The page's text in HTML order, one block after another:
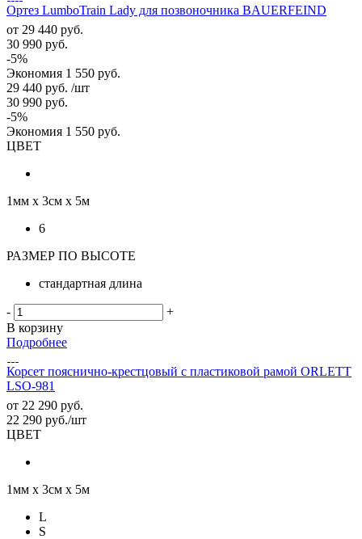
Ортез LumboTrain Lady для позвоночника BAUERFEIND
от 29 440 руб.
30 990 руб.
-5%
Экономия 1 550 руб.
29 440 руб. /шт
30 990 руб.
-5%
Экономия 1 550 руб.
ЦВЕТ
1мм х 3см х 5м
6
РАЗМЕР ПО ВЫСОТЕ
стандартная длина
-
+
В корзину
Подробнее
Корсет пояснично-крестцовый с пластиковой рамой ORLETT
LSO-981
от 22 290 руб.
22 290 руб./шт
ЦВЕТ
1мм х 3см х 5м
L
S